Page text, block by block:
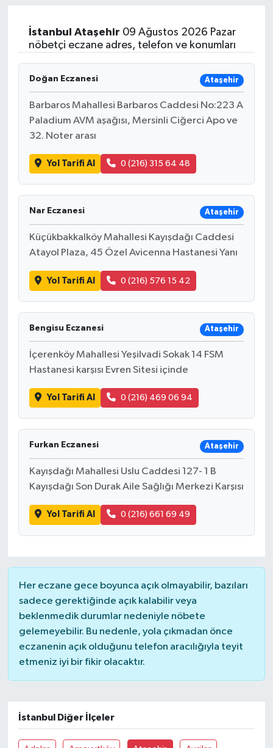
İstanbul Ataşehir 09 Ağustos 2026 Pazar
nöbetçi eczane adres, telefon ve konumları
Doğan Eczanesi Ataşehir
Barbaros Mahallesi Barbaros Caddesi No:223 A
Paladium AVM aşağısı, Mersinli Ciğerci Apo ve
32. Noter arası
Yol Tarifi Al 0 (216) 315 64 48
Nar Eczanesi Ataşehir
Küçükbakkalköy Mahallesi Kayışdağı Caddesi
Atayol Plaza, 45 Özel Avicenna Hastanesi Yanı
Yol Tarifi Al 0 (216) 576 15 42
Bengisu Eczanesi Ataşehir
İçerenköy Mahallesi Yeşilvadi Sokak 14 FSM
Hastanesi karşısı Evren Sitesi içinde
Yol Tarifi Al 0 (216) 469 06 94
Furkan Eczanesi Ataşehir
Kayışdağı Mahallesi Uslu Caddesi 127- 1 B
Kayışdağı Son Durak Aile Sağlığı Merkezi Karşısı
Yol Tarifi Al 0 (216) 661 69 49
Her eczane gece boyunca açık olmayabilir, bazıları
sadece gerektiğinde açık kalabilir veya
beklenmedik durumlar nedeniyle nöbete
gelemeyebilir. Bu nedenle, yola çıkmadan önce
eczanenin açık olduğunu telefon aracılığıyla teyit
etmeniz iyi bir fikir olacaktır.
İstanbul Diğer İlçeler